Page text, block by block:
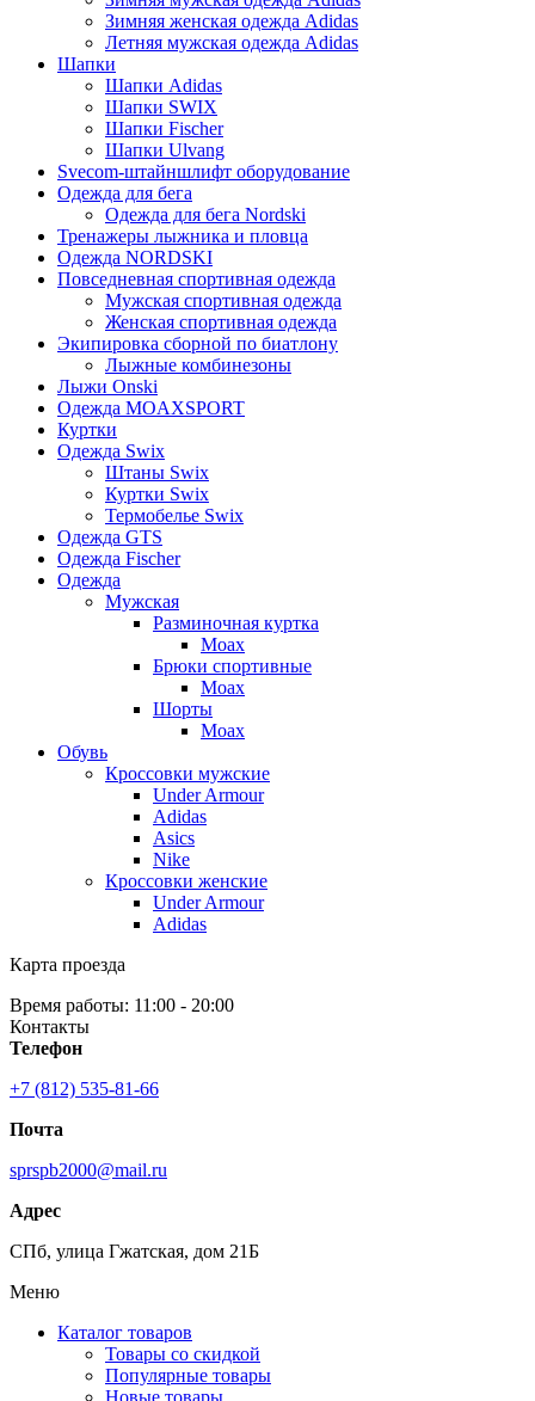
Зимняя женская одежда Adidas
Летняя мужская одежда Adidas
Шапки
Шапки Adidas
Шапки SWIX
Шапки Fischer
Шапки Ulvang
Svecom-штайншлифт оборудование
Одежда для бега
Одежда для бега Nordski
Тренажеры лыжника и пловца
Одежда NORDSKI
Повседневная спортивная одежда
Мужская спортивная одежда
Женская спортивная одежда
Экипировка сборной по биатлону
Лыжные комбинезоны
Лыжи Onski
Одежда MOAXSPORT
Куртки
Одежда Swix
Штаны Swix
Куртки Swix
Термобелье Swix
Одежда GTS
Одежда Fischer
Одежда
Мужская
Разминочная куртка
Moax
Брюки спортивные
Moax
Шорты
Moax
Обувь
Кроссовки мужские
Under Armour
Adidas
Asics
Nike
Кроссовки женские
Under Armour
Adidas
Карта проезда
Время работы: 11:00 - 20:00
Контакты
Телефон
+7 (812) 535-81-66
Почта
sprspb2000@mail.ru
Адрес
СПб, улица Гжатская, дом 21Б
Меню
Каталог товаров
Товары со скидкой
Популярные товары
Новые товары